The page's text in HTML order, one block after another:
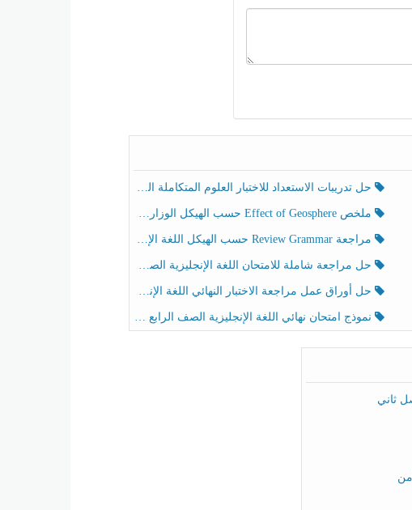
حل تدريبات الاستعداد للاختبار العلوم المتكاملة الصف الخامس عام الفصل الثالث
ملخص Effect of Geosphere حسب الهيكل الوزاري العلوم المتكاملة الصف الخامس انسبير الفصل الثالث
مراجعة Review Grammar حسب الهيكل اللغة الإنجليزية الصف الخامس الفصل الثالث
حل مراجعة شاملة للامتحان اللغة الإنجليزية الصف الخامس الفصل الثالث
حل أوراق عمل مراجعة الاختبار النهائي اللغة الإنجليزية الصف الرابع الفصل الثالث
نموذج امتحان نهائي اللغة الإنجليزية الصف الرابع الفصل الثالث
ثاني